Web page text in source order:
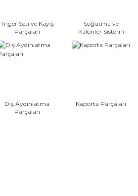
Triger Seti ve Kayış
Parçaları
Soğutma ve
Kalorifer Sistemi
Dış Aydınlatma
Parçaları
Kaporta Parçaları